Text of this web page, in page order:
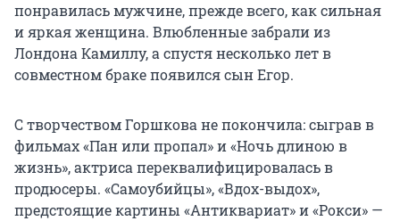
понравилась мужчине, прежде всего, как сильная
и яркая женщина. Влюбленные забрали из
Лондона Камиллу, а спустя несколько лет в
совместном браке появился сын Егор.
С творчеством Горшкова не покончила: сыграв в
фильмах «Пан или пропал» и «Ночь длиною в
жизнь», актриса переквалифицировалась в
продюсеры. «Самоубийцы», «Вдох-выдох»,
предстоящие картины «Антиквариат» и «Рокси» —